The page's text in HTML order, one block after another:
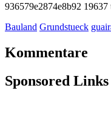
Listing
936579e2874e8b92 19637
Bauland Grundstueck
Kommentare
Sponsored Links